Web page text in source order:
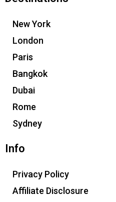
New York
London
Paris
Bangkok
Dubai
Rome
Sydney
Info
Privacy Policy
Affiliate Disclosure